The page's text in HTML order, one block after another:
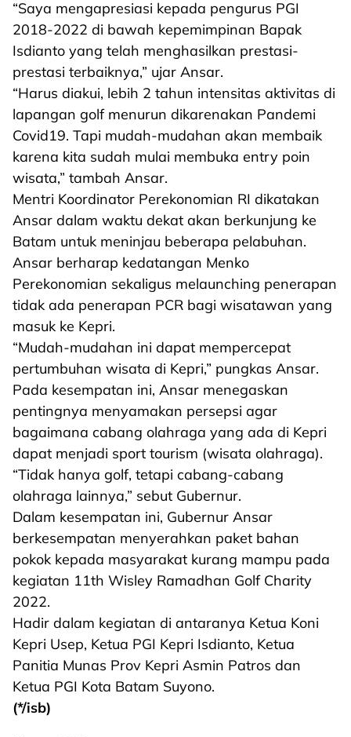
“Saya mengapresiasi kepada pengurus PGI
2018-2022 di bawah kepemimpinan Bapak
Isdianto yang telah menghasilkan prestasi-
prestasi terbaiknya,” ujar Ansar.
“Harus diakui, lebih 2 tahun intensitas aktivitas di
lapangan golf menurun dikarenakan Pandemi
Covid19. Tapi mudah-mudahan akan membaik
karena kita sudah mulai membuka entry poin
wisata,” tambah Ansar.
Mentri Koordinator Perekonomian RI dikatakan
Ansar dalam waktu dekat akan berkunjung ke
Batam untuk meninjau beberapa pelabuhan.
Ansar berharap kedatangan Menko
Perekonomian sekaligus melaunching penerapan
tidak ada penerapan PCR bagi wisatawan yang
masuk ke Kepri.
“Mudah-mudahan ini dapat mempercepat
pertumbuhan wisata di Kepri,” pungkas Ansar.
Pada kesempatan ini, Ansar menegaskan
pentingnya menyamakan persepsi agar
bagaimana cabang olahraga yang ada di Kepri
dapat menjadi sport tourism (wisata olahraga).
“Tidak hanya golf, tetapi cabang-cabang
olahraga lainnya,” sebut Gubernur.
Dalam kesempatan ini, Gubernur Ansar
berkesempatan menyerahkan paket bahan
pokok kepada masyarakat kurang mampu pada
kegiatan 11th Wisley Ramadhan Golf Charity
2022.
Hadir dalam kegiatan di antaranya Ketua Koni
Kepri Usep, Ketua PGI Kepri Isdianto, Ketua
Panitia Munas Prov Kepri Asmin Patros dan
Ketua PGI Kota Batam Suyono.
(*/isb)